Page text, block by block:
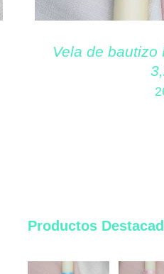
Vela de bautizo
Productos